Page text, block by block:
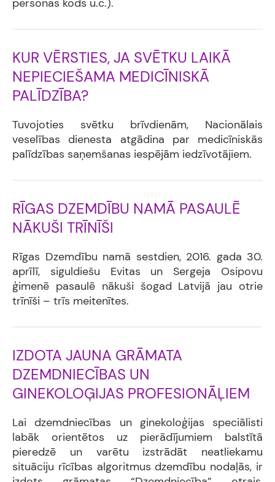
personas kods u.c.).
KUR VĒRSTIES, JA SVĒTKU LAIKĀ
NEPIECIEŠAMA MEDICĪNISKĀ
PALĪDZĪBA?
Tuvojoties svētku brīvdienām, Nacionālais
veselības dienesta atgādina par medicīniskās
palīdzības saņemšanas iespējām iedzīvotājiem.
RĪGAS DZEMDĪBU NAMĀ PASAULĒ
NĀKUŠI TRĪNĪŠI
Rīgas Dzemdību namā sestdien, 2016. gada 30.
aprīlī, siguldiešu Evitas un Sergeja Osipovu
ģimenē pasaulē nākuši šogad Latvijā jau otrie
trīnīši – trīs meitenītes.
IZDOTA JAUNA GRĀMATA
DZEMDNIECĪBAS UN
GINEKOLOĢIJAS PROFESIONĀĻIEM
Lai dzemdniecības un ginekoloģijas speciālisti
labāk orientētos uz pierādījumiem balstītā
pieredzē un varētu izstrādāt neatliekamu
situāciju rīcības algoritmus dzemdību nodaļās, ir